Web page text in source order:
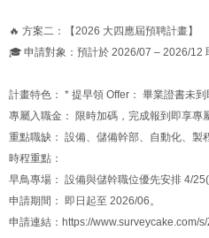
🔥 方案二：【2026 大四應屆預聘計畫】
🎓 申請對象：預計於 2026/07 – 2026/12
計畫特色： * 提早領 Offer： 畢業證書未到
專屬入職金： 限時加碼，完成報到即享專
重點職缺： 設備、儲備幹部、自動化、製
時程重點：
早鳥專場： 設備與儲幹職位優先安排 4/25(
申請期間： 即日起至 2026/06。
申請連結：https://www.surveycake.com/